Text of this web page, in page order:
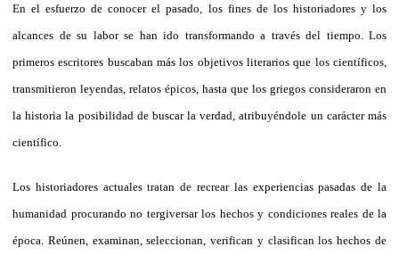
En el esfuerzo de conocer el pasado, los fines de los historiadores y los
alcances de su labor se han ido transformando a través del tiempo. Los
primeros escritores buscaban más los objetivos literarios que los científicos,
transmitieron leyendas, relatos épicos, hasta que los griegos consideraron en
la historia la posibilidad de buscar la verdad, atribuyéndole un carácter más
científico.
Los historiadores actuales tratan de recrear las experiencias pasadas de la
humanidad procurando no tergiversar los hechos y condiciones reales de la
época. Reúnen, examinan, seleccionan, verifican y clasifican los hechos de